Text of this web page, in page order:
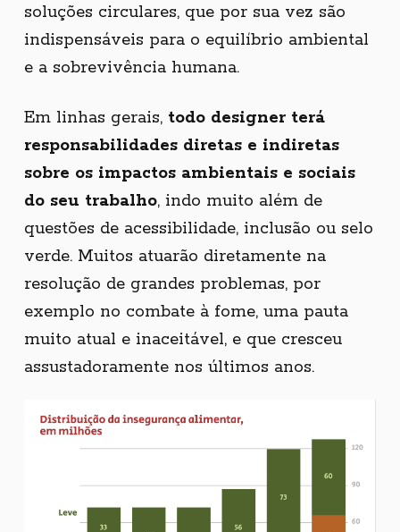
soluções circulares, que por sua vez são
indispensáveis para o equilíbrio ambiental
e a sobrevivência humana.
Em linhas gerais, todo designer terá
responsabilidades diretas e indiretas
sobre os impactos ambientais e sociais
do seu trabalho, indo muito além de
questões de acessibilidade, inclusão ou selo
verde. Muitos atuarão diretamente na
resolução de grandes problemas, por
exemplo no combate à fome, uma pauta
muito atual e inaceitável, e que cresceu
assustadoramente nos últimos anos.